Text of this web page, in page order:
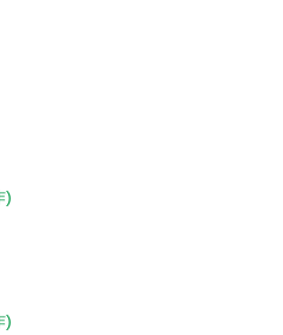
)
)